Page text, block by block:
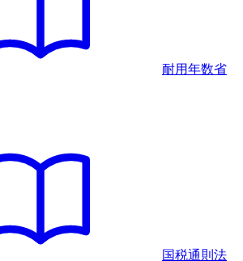
耐用年数省
国税通則法